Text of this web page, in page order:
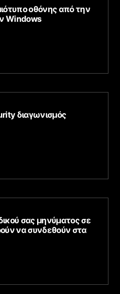
οθόνης από την
Windows
διαγωνισμός
σας μηνύματος σε
να συνδεθούν στα